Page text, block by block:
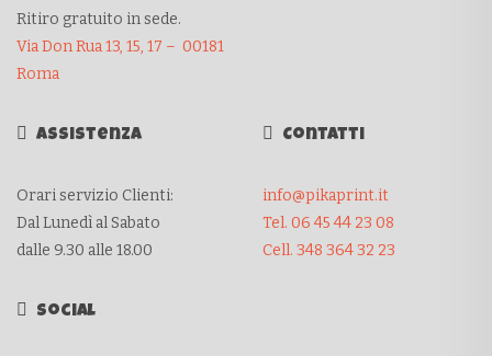
Ritiro gratuito in sede.
Via Don Rua 13, 15, 17 – 00181
Roma
Assistenza
Orari servizio Clienti:
Dal Lunedì al Sabato
dalle 9.30 alle 18.00
Contatti
info@pikaprint.it
Tel. 06 45 44 23 08
Cell. 348 364 32 23
Social